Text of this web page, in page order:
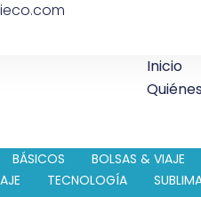
Inicio
BÁSICOS BOLSAS & VIAJE
TECNOLOGÍA